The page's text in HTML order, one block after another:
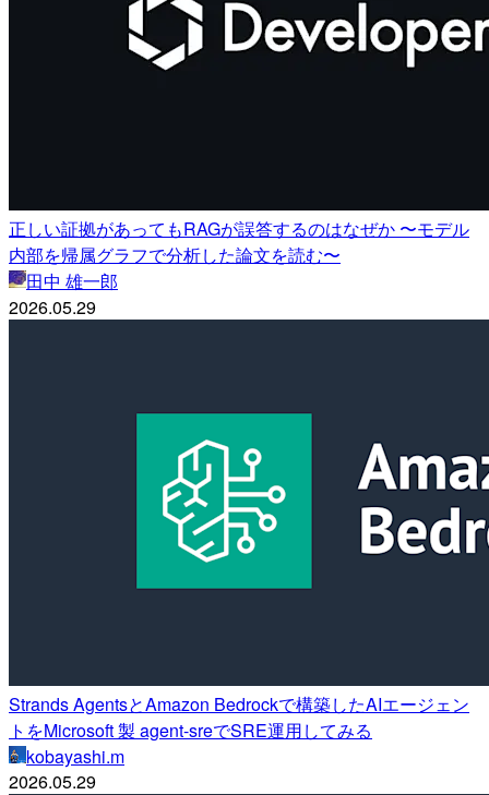
正しい証拠があってもRAGが誤答するのはなぜか 〜モデル
内部を帰属グラフで分析した論文を読む〜
田中 雄一郎
2026.05.29
Strands AgentsとAmazon Bedrockで構築したAIエージェン
トをMicrosoft 製 agent-sreでSRE運用してみる
kobayashi.m
2026.05.29